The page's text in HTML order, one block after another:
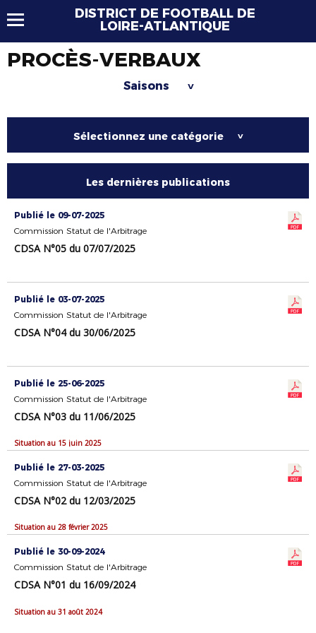
DISTRICT DE FOOTBALL DE
LOIRE-ATLANTIQUE
PROCÈS-VERBAUX
Saisons >
Sélectionnez une catégorie >
Les dernières publications
Publié le 09-07-2025
Commission Statut de l'Arbitrage
CDSA N°05 du 07/07/2025
Publié le 03-07-2025
Commission Statut de l'Arbitrage
CDSA N°04 du 30/06/2025
Publié le 25-06-2025
Commission Statut de l'Arbitrage
CDSA N°03 du 11/06/2025
Situation au 15 juin 2025
Publié le 27-03-2025
Commission Statut de l'Arbitrage
CDSA N°02 du 12/03/2025
Situation au 28 février 2025
Publié le 30-09-2024
Commission Statut de l'Arbitrage
CDSA N°01 du 16/09/2024
Situation au 31 août 2024